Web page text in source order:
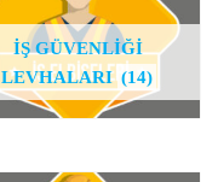
İŞ GÜVENLİĞİ
LEVHALARI (14)